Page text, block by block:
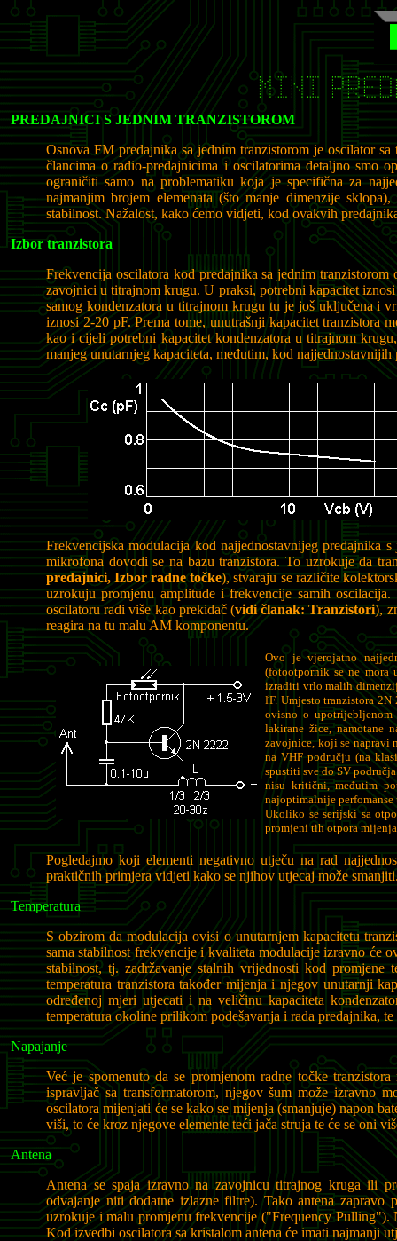
MINI
PREDAJNICI S JEDNIM TRANZISTOROM
Osnova FM predajnika sa jednim tranzistorom je oscilator
člancima o radio-predajnicima i oscilatorima detaljno smo
ograničiti samo na problematiku koja je specifična za
najmanjim brojem elemenata (što manje dimenzije
stabilnost. Nažalost, kako ćemo vidjeti, kod ovakvih
Izbor tranzistora
Frekvencija oscilatora kod predajnika sa jednim
zavojnici u titrajnom krugu. U praksi, potrebni kapacitet
samog kondenzatora u titrajnom krugu tu je još uključena i
iznosi 2-20 pF. Prema tome, unutrašnji kapacitet
kao i cijeli potrebni kapacitet kondenzatora u titrajnom
manjeg unutarnjeg kapaciteta, međutim, kod
Frekvencijska modulacija kod najjednostavnijeg predajnika
mikrofona dovodi se na bazu tranzistora. To uzrokuje da
predajnici, Izbor radne točke), stvaraju se različite
uzrokuju promjenu amplitude i frekvencije samih
oscilatoru radi više kao prekidač (vidi članak: Tranzistori),
reagira na tu malu AM komponentu.
Ovo je vjerojatno
(fotootpornik se ne mora
izraditi vrlo malih
ľF. Umjesto tranzistora
ovisno o upotrijebljenom
lakirane žice, namotane
zavojnice, koji se napravi
na VHF području (na
spustiti sve do SV
nisu kritični, međutim
najoptimalnije perfomanse
Ukoliko se serijski sa
promjeni tih otpora
Pogledajmo koji elementi negativno utječu na rad
praktičnih primjera vidjeti kako se njihov utjecaj može
Temperatura
S obzirom da modulacija ovisi o unutarnjem kapacitetu
sama stabilnost frekvencije i kvaliteta modulacije izravno će
stabilnost, tj. zadržavanje stalnih vrijednosti kod promjene
temperatura tranzistora također mijenja i njegov unutarnji
određenoj mjeri utjecati i na veličinu kapaciteta
temperatura okoline prilikom podešavanja i rada predajnika,
Napajanje
Već je spomenuto da se promjenom radne točke
ispravljač sa transformatorom, njegov šum može izravno
oscilatora mijenjati će se kako se mijenja (smanjuje) napon
viši, to će kroz njegove elemente teći jača struja te će se oni
Antena
Antena se spaja izravno na zavojnicu titrajnog kruga ili
odvajanje niti dodatne izlazne filtre). Tako antena
uzrokuje i malu promjenu frekvencije ("Frequency
Kod izvedbi oscilatora sa kristalom antena će imati najmanji